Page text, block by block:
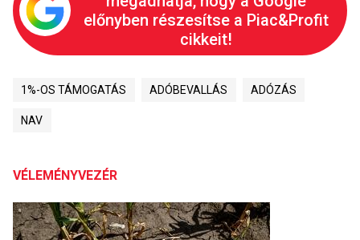
előnyben részesítse a Piac&Profit
cikkeit!
1%-OS TÁMOGATÁS ADÓBEVALLÁS ADÓZÁS
NAV
VÉLEMÉNYVEZÉR